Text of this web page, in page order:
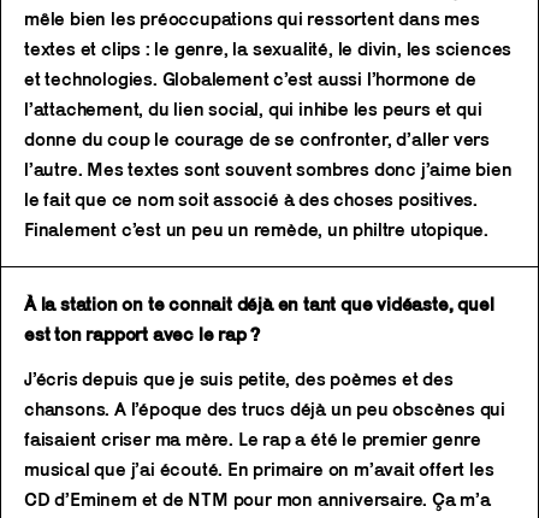
mêle bien les préoccupations qui ressortent dans mes
textes et clips : le genre, la sexualité, le divin, les sciences
et technologies. Globalement c’est aussi l’hormone de
l’attachement, du lien social, qui inhibe les peurs et qui
donne du coup le courage de se confronter, d’aller vers
l’autre. Mes textes sont souvent sombres donc j’aime bien
le fait que ce nom soit associé à des choses positives.
Finalement c’est un peu un remède, un philtre utopique.
À la station on te connait déjà en tant que vidéaste, quel
est ton rapport avec le rap ?
J’écris depuis que je suis petite, des poèmes et des
chansons. A l’époque des trucs déjà un peu obscènes qui
faisaient criser ma mère. Le rap a été le premier genre
musical que j’ai écouté. En primaire on m’avait offert les
CD d’Eminem et de NTM pour mon anniversaire. Ça m’a